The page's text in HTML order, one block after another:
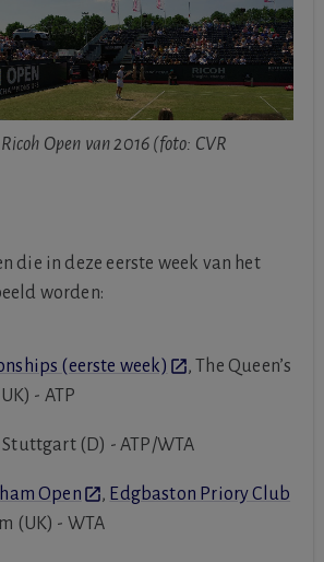
Open van 2016 (foto: CVR
die in deze eerste week van het
worden:
(eerste week)
, The Queen’s
- ATP
Stuttgart (D) - ATP/WTA
Open , Edgbaston Priory Club
(UK) - WTA